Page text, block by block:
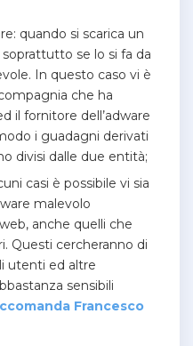
quando si scarica un
se lo si fa da
In questo caso vi è
che ha
il fornitore dell’adware
i guadagni derivati
divisi dalle due entità;
casi è possibile vi sia
malevolo
anche quelli che
Questi cercheranno di
utenti ed altre
sensibili
Francesco